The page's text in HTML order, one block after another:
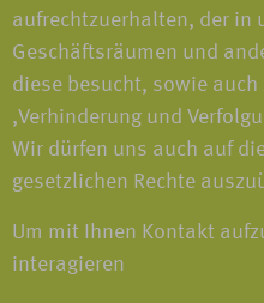
aufrechtzuerhalten, der in
Geschäftsräumen und
diese besucht, sowie auch
,Verhinderung und
Wir dürfen uns auch auf
gesetzlichen Rechte
Um mit Ihnen Kontakt
interagieren